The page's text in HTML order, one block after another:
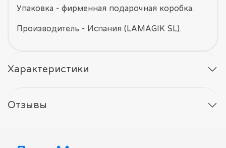
Упаковка - фирменная подарочная коробка.
Производитель - Испания (LAMAGIK SL).
Характеристики
Отзывы